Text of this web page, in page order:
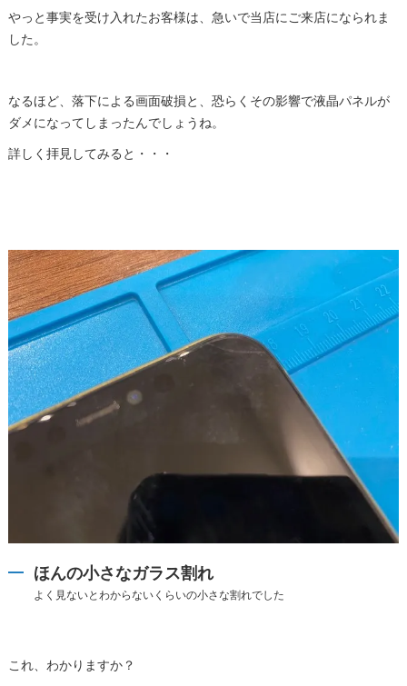
やっと事実を受け入れたお客様は、急いで当店にご来店になられま
した。
なるほど、落下による画面破損と、恐らくその影響で液晶パネルが
ダメになってしまったんでしょうね。
詳しく拝見してみると・・・
ほんの小さなガラス割れ
よく見ないとわからないくらいの小さな割れでした
これ、わかりますか？